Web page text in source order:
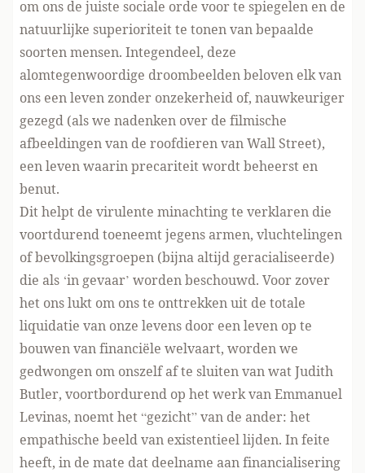
om ons de juiste sociale orde voor te spiegelen en de
natuurlijke superioriteit te tonen van bepaalde
soorten mensen. Integendeel, deze
alomtegenwoordige droombeelden beloven elk van
ons een leven zonder onzekerheid of, nauwkeuriger
gezegd (als we nadenken over de filmische
afbeeldingen van de roofdieren van Wall Street),
een leven waarin precariteit wordt beheerst en
benut.
Dit helpt de virulente minachting te verklaren die
voortdurend toeneemt jegens armen, vluchtelingen
of bevolkingsgroepen (bijna altijd geracialiseerde)
die als ‘in gevaar’ worden beschouwd. Voor zover
het ons lukt om ons te onttrekken uit de totale
liquidatie van onze levens door een leven op te
bouwen van financiële welvaart, worden we
gedwongen om onszelf af te sluiten van wat Judith
Butler, voortbordurend op het werk van Emmanuel
Levinas, noemthet “gezicht” van de ander: het
empathische beeld van existentieel lijden. In feite
heeft, in de mate dat deelname aan financialisering